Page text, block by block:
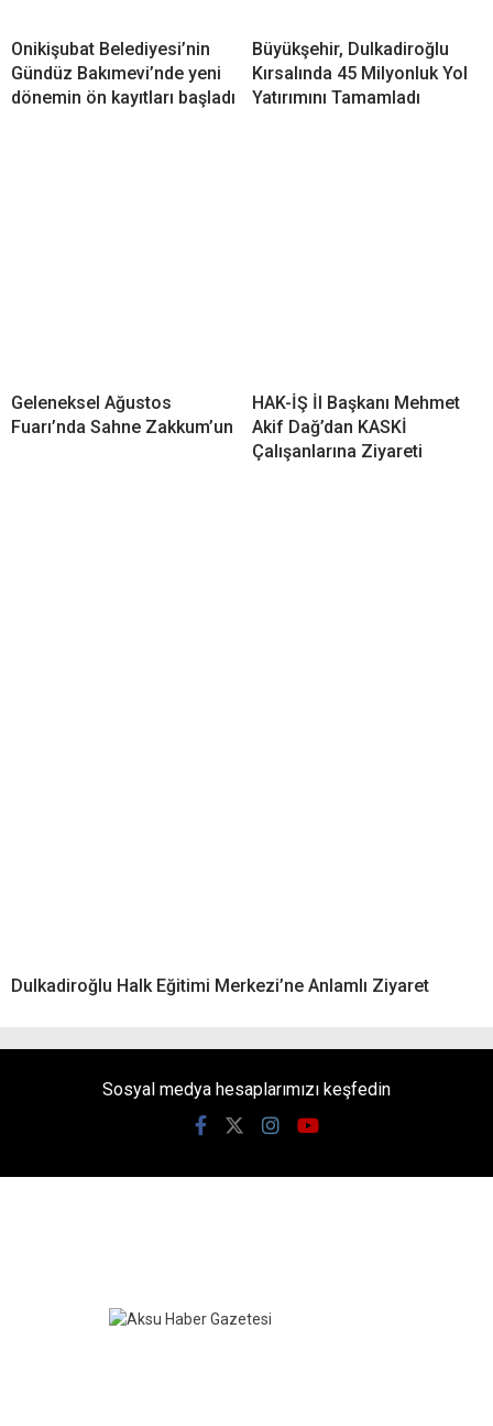
Onikişubat Belediyesi’nin
Gündüz Bakımevi’nde yeni
dönemin ön kayıtları başladı
Büyükşehir, Dulkadiroğlu
Kırsalında 45 Milyonluk Yol
Yatırımını Tamamladı
Geleneksel Ağustos
Fuarı’nda Sahne Zakkum’un
HAK-İŞ İl Başkanı Mehmet
Akif Dağ’dan KASKİ
Çalışanlarına Ziyareti
Dulkadiroğlu Halk Eğitimi Merkezi’ne Anlamlı Ziyaret
Sosyal medya hesaplarımızı keşfedin